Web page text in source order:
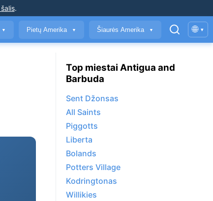
.
▼ Pietų Amerika ▼ Šiaurės Amerika ▼ 🌐 ▾
Top miestai Antigua and
Barbuda
Sent Džonsas
All Saints
Piggotts
Liberta
Bolands
Potters Village
Kodringtonas
Willikies